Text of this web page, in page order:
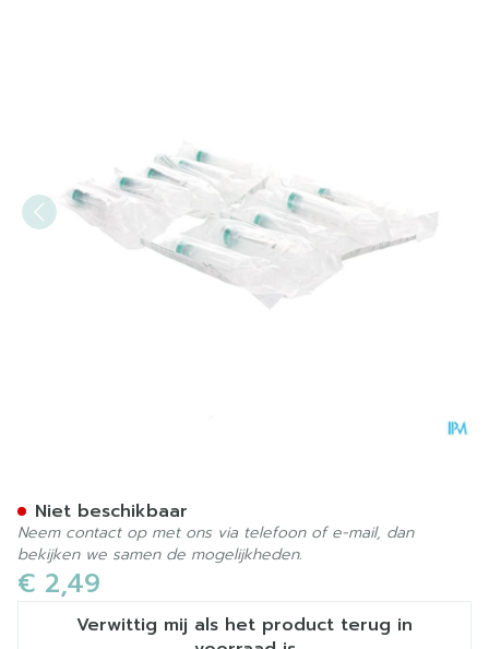
€ 2,49
Verwittig mij als het product terug in
Niet beschikbaar
Neem contact op met ons via telefoon of e-mail, dan
bekijken we samen de mogelijkheden.